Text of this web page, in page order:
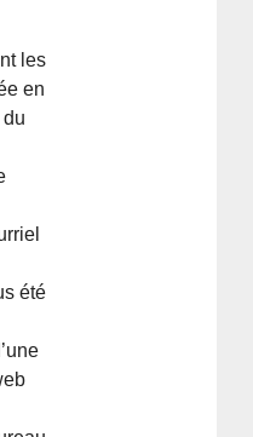
les
en
été